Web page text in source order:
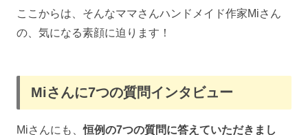
ここからは、そんなママさんハンドメイド作家Miさん
の、気になる素顔に迫ります！
Miさんに7つの質問インタビュー
Miさんにも、恒例の7つの質問に答えていただきまし